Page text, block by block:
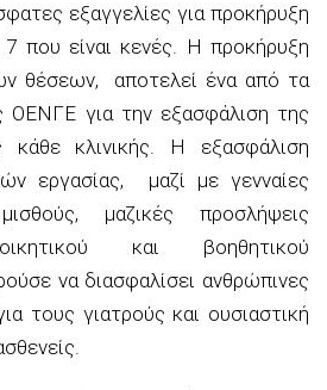
εξαγγελίες για προκήρυξη
που είναι κενές. Η προκήρυξη
θέσεων, αποτελεί ένα από τα
ΟΕΝΓΕ για την εξασφάλιση της
κάθε κλινικής. Η εξασφάλιση
εργασίας, μαζί με γενναίες
μαζικές προσλήψεις
και βοηθητικού
να διασφαλίσει ανθρώπινες
τους γιατρούς και ουσιαστική